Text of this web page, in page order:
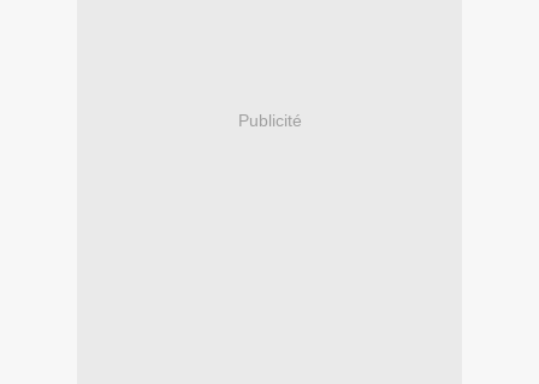
Publicité